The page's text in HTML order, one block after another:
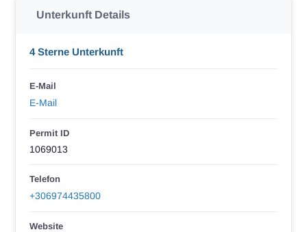
Unterkunft Details
4 Sterne Unterkunft
E-Mail
E-Mail
Permit ID
1069013
Telefon
+306974435800
Website